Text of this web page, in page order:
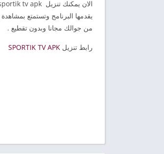
يقدمها البرنامج وتستمتع
من جوالك مجانا وبدون تقطيع .
رابط تنزيل SPORTIK TV APK